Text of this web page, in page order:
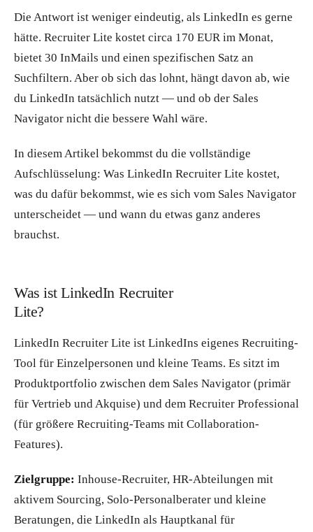
Die Antwort ist weniger eindeutig, als LinkedIn es gerne
hätte. Recruiter Lite kostet circa 170 EUR im Monat,
bietet 30 InMails und einen spezifischen Satz an
Suchfiltern. Aber ob sich das lohnt, hängt davon ab, wie
du LinkedIn tatsächlich nutzt — und ob der Sales
Navigator nicht die bessere Wahl wäre.
In diesem Artikel bekommst du die vollständige
Aufschlüsselung: Was LinkedIn Recruiter Lite kostet,
was du dafür bekommst, wie es sich vom Sales Navigator
unterscheidet — und wann du etwas ganz anderes
brauchst.
Was ist LinkedIn Recruiter
Lite?
LinkedIn Recruiter Lite ist LinkedIns eigenes Recruiting-
Tool für Einzelpersonen und kleine Teams. Es sitzt im
Produktportfolio zwischen dem Sales Navigator (primär
für Vertrieb und Akquise) und dem Recruiter Professional
(für größere Recruiting-Teams mit Collaboration-
Features).
Zielgruppe: Inhouse-Recruiter, HR-Abteilungen mit
aktivem Sourcing, Solo-Personalberater und kleine
Beratungen, die LinkedIn als Hauptkanal für